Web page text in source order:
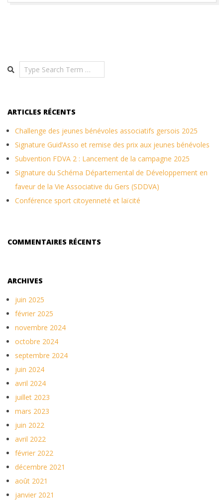
Search
ARTICLES RÉCENTS
Challenge des jeunes bénévoles associatifs gersois 2025
Signature Guid’Asso et remise des prix aux jeunes bénévoles
Subvention FDVA 2 : Lancement de la campagne 2025
Signature du Schéma Départemental de Développement en
faveur de la Vie Associative du Gers (SDDVA)
Conférence sport citoyenneté et laïcité
COMMENTAIRES RÉCENTS
ARCHIVES
juin 2025
février 2025
novembre 2024
octobre 2024
septembre 2024
juin 2024
avril 2024
juillet 2023
mars 2023
juin 2022
avril 2022
février 2022
décembre 2021
août 2021
janvier 2021